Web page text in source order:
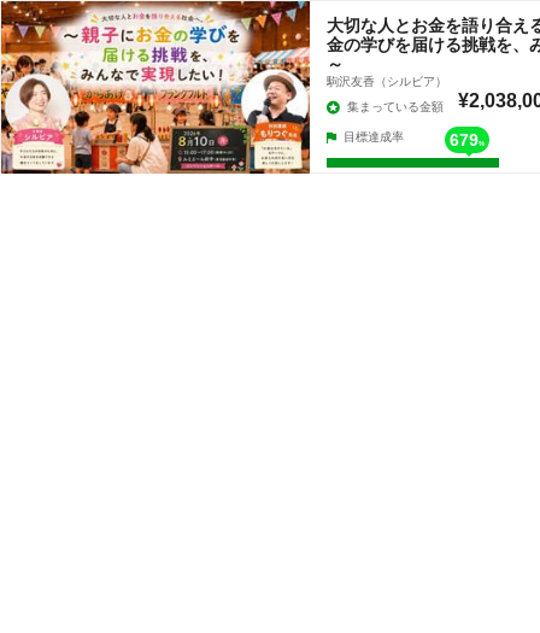
大切な人とお金を語り合え
金の学びを届ける挑戦を、
～
駒沢友香（シルビア）
集まっている金額
目標達成率 679%